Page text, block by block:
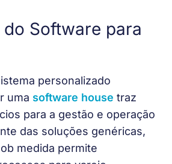
Software para
personalizado
uma software house traz
para a gestão e operação
das soluções genéricas,
medida permite